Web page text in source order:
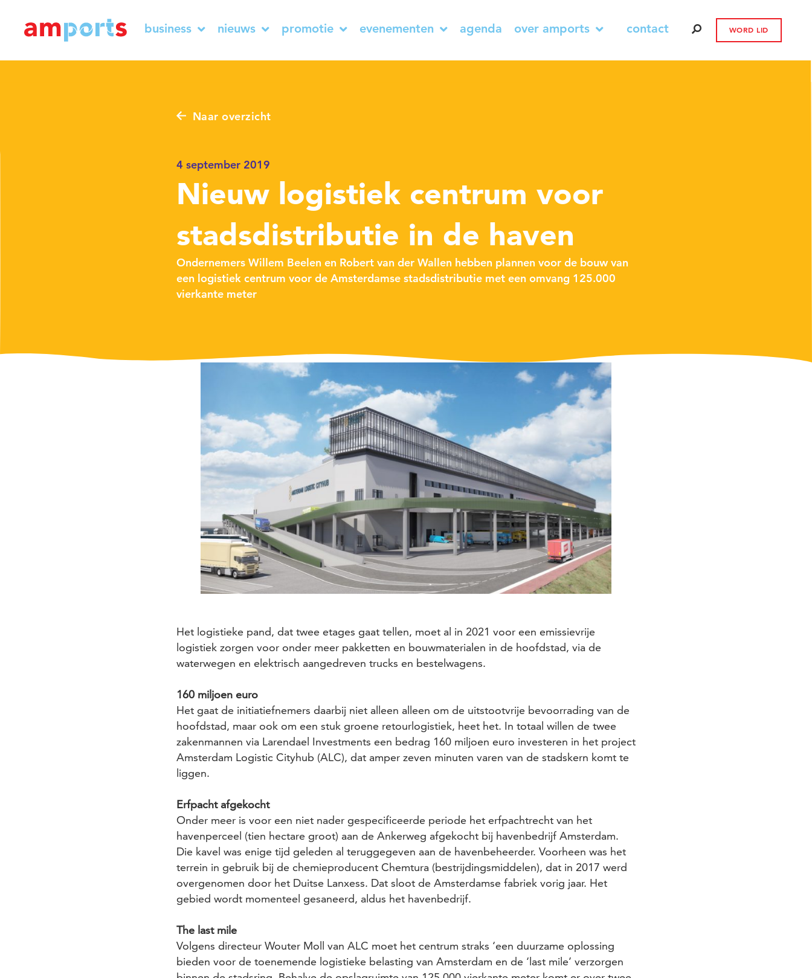
business nieuws promotie evenementen agenda over amports contact WORD LID
Naar overzicht
4 september 2019
Nieuw logistiek centrum voor
stadsdistributie in de haven
Ondernemers Willem Beelen en Robert van der Wallen hebben plannen voor de bouw van
een logistiek centrum voor de Amsterdamse stadsdistributie met een omvang 125.000
vierkante meter
Het logistieke pand, dat twee etages gaat tellen, moet al in 2021 voor een emissievrije
logistiek zorgen voor onder meer pakketten en bouwmaterialen in de hoofdstad, via de
waterwegen en elektrisch aangedreven trucks en bestelwagens.
160 miljoen euro
Het gaat de initiatiefnemers daarbij niet alleen alleen om de uitstootvrije bevoorrading van de
hoofdstad, maar ook om een stuk groene retourlogistiek, heet het. In totaal willen de twee
zakenmannen via Larendael Investments een bedrag 160 miljoen euro investeren in het project
Amsterdam Logistic Cityhub (ALC), dat amper zeven minuten varen van de stadskern komt te
liggen.
Erfpacht afgekocht
Onder meer is voor een niet nader gespecificeerde periode het erfpachtrecht van het
havenperceel (tien hectare groot) aan de Ankerweg afgekocht bij havenbedrijf Amsterdam.
Die kavel was enige tijd geleden al teruggegeven aan de havenbeheerder. Voorheen was het
terrein in gebruik bij de chemieproducent Chemtura (bestrijdingsmiddelen), dat in 2017 werd
overgenomen door het Duitse Lanxess. Dat sloot de Amsterdamse fabriek vorig jaar. Het
gebied wordt momenteel gesaneerd, aldus het havenbedrijf.
The last mile
Volgens directeur Wouter Moll van ALC moet het centrum straks ‘een duurzame oplossing
bieden voor de toenemende logistieke belasting van Amsterdam en de ‘last mile’ verzorgen